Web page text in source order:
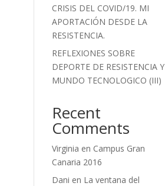
CRISIS DEL COVID/19. MI
APORTACIÓN DESDE LA
RESISTENCIA.
REFLEXIONES SOBRE
DEPORTE DE RESISTENCIA Y
MUNDO TECNOLOGICO (III)
Recent
Comments
Virginia en Campus Gran
Canaria 2016
Dani en La ventana del